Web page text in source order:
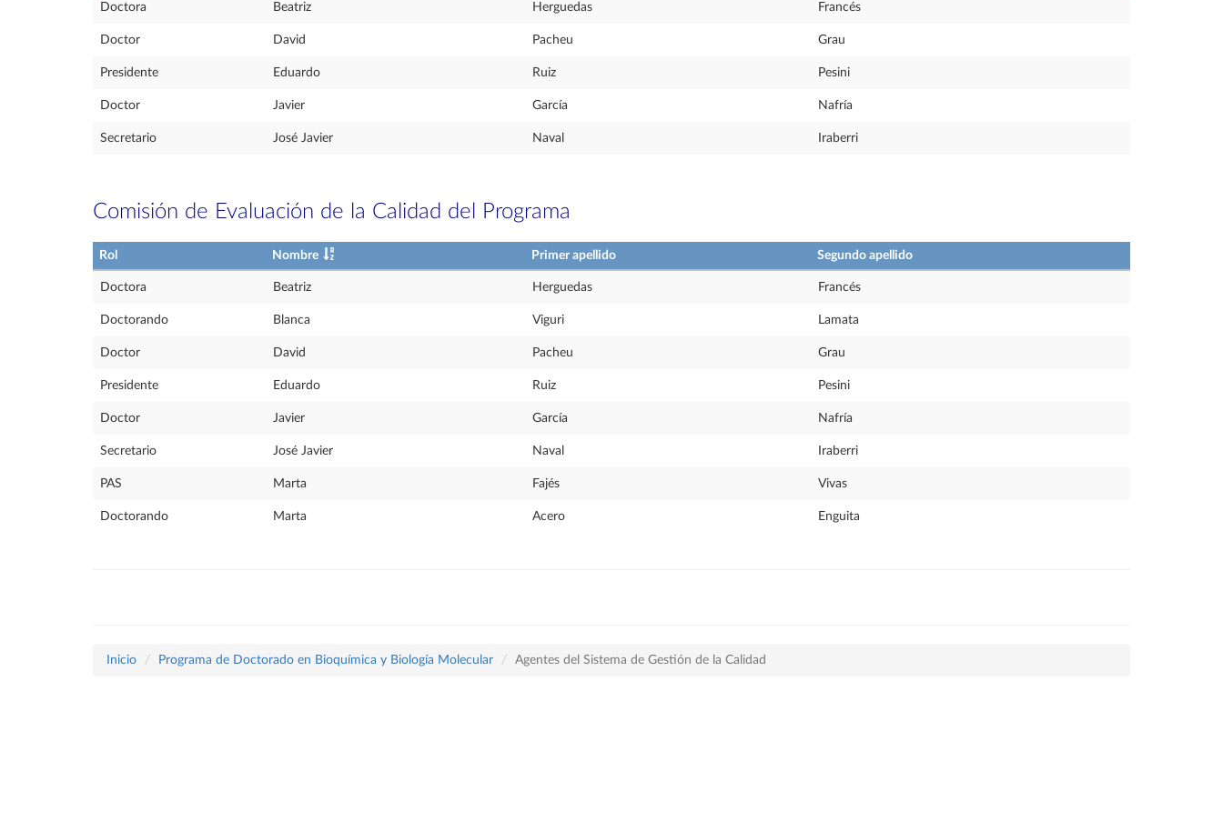
Doctora Beatriz Herguedas Francés
Doctor David Pacheu Grau
Presidente Eduardo Ruiz Pesini
Doctor Javier García Nafría
Secretario José Javier Naval Iraberri
Comisión de Evaluación de la Calidad del Programa
Rol Nombre Primer apellido Segundo apellido
Doctora Beatriz Herguedas Francés
Doctorando Blanca Viguri Lamata
Doctor David Pacheu Grau
Presidente Eduardo Ruiz Pesini
Doctor Javier García Nafría
Secretario José Javier Naval Iraberri
PAS Marta Fajés Vivas
Doctorando Marta Acero Enguita
Inicio Programa de Doctorado en Bioquímica y Biología Molecular Agentes del Sistema de Gestión de la Calidad